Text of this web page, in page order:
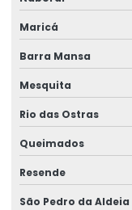
Equipamento Para
Equipamentos swf
Esteira porta cabo
Fabricação de
Fornecedores de
Fornecedores de
Maricá
Barra Mansa
Mesquita
Rio das Ostras
Queimados
Resende
São Pedro da Aldeia